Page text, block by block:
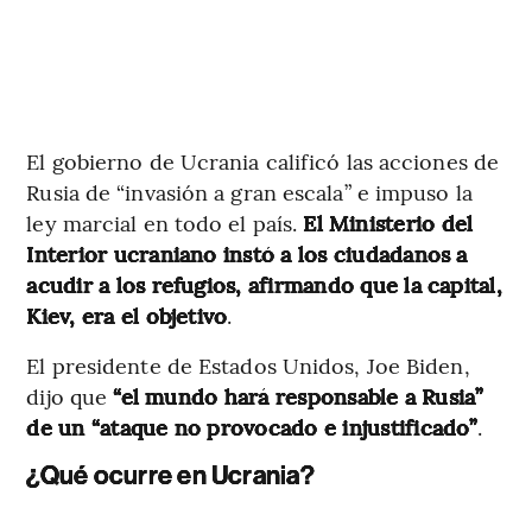
El gobierno de Ucrania calificó las acciones de
Rusia de “invasión a gran escala” e impuso la
ley marcial en todo el país. El Ministerio del
Interior ucraniano instó a los ciudadanos a
acudir a los refugios, afirmando que la capital,
Kiev, era el objetivo.
El presidente de Estados Unidos, Joe Biden,
dijo que“el mundo hará responsable a Rusia”
de un “ataque no provocado e injustificado”.
¿Qué ocurre en Ucrania?